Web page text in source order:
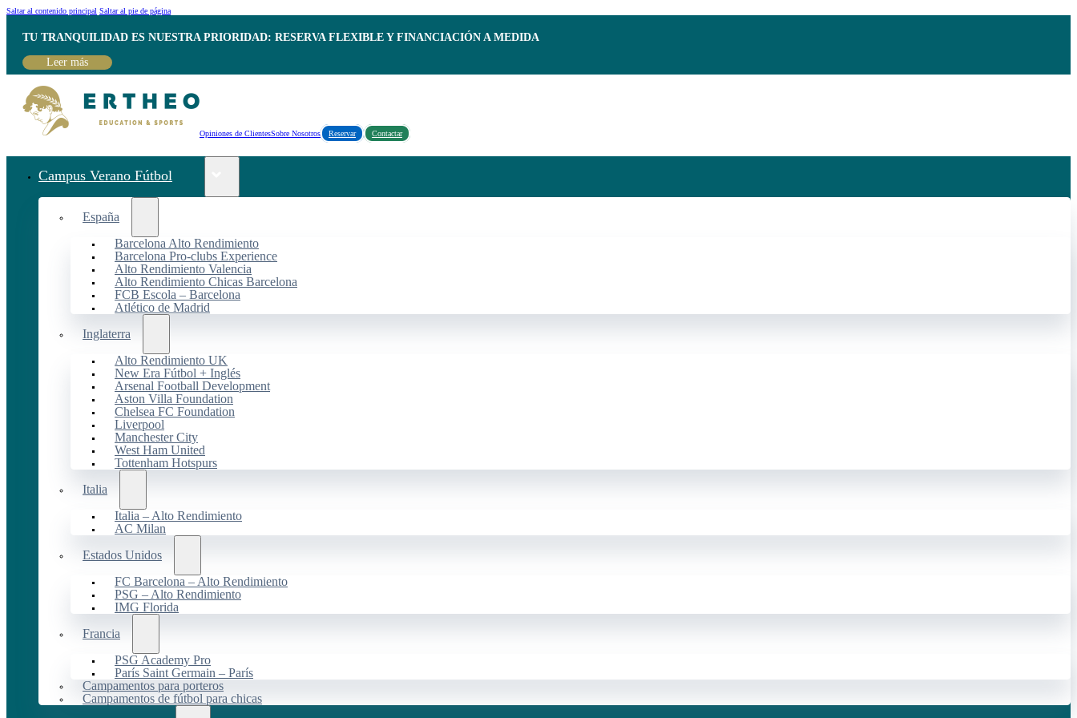
Saltar al contenido principal Saltar al pie de página
TU TRANQUILIDAD ES NUESTRA PRIORIDAD: RESERVA FLEXIBLE Y FINANCIACIÓN A MEDIDA
Leer más
Opiniones de ClientesSobre Nosotros Reservar Contactar
Campus Verano Fútbol
España
Barcelona Alto Rendimiento
Barcelona Pro-clubs Experience
Alto Rendimiento Valencia
Alto Rendimiento Chicas Barcelona
FCB Escola – Barcelona
Atlético de Madrid
Inglaterra
Alto Rendimiento UK
New Era Fútbol + Inglés
Arsenal Football Development
Aston Villa Foundation
Chelsea FC Foundation
Liverpool
Manchester City
West Ham United
Tottenham Hotspurs
Italia
Italia – Alto Rendimiento
AC Milan
Estados Unidos
FC Barcelona – Alto Rendimiento
PSG – Alto Rendimiento
IMG Florida
Francia
PSG Academy Pro
París Saint Germain – París
Campamentos para porteros
Campamentos de fútbol para chicas